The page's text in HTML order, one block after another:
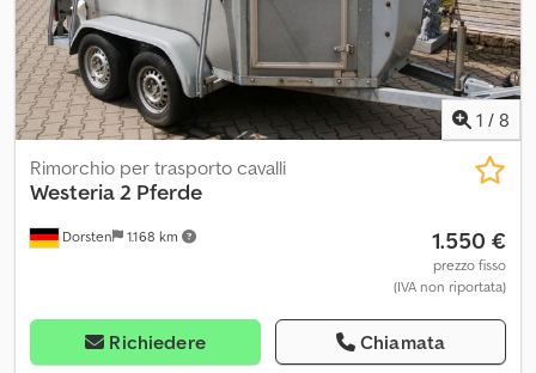
giorni = 45€ al giorno I prezzi sono comprensivi di IVA.
1 / 8
Dorsten 1.168 km
Rimorchio per trasporto cavalli
Westeria2 Pferde
1.550 €
prezzo fisso
(IVA non riportata)
Richiedere Chiamata